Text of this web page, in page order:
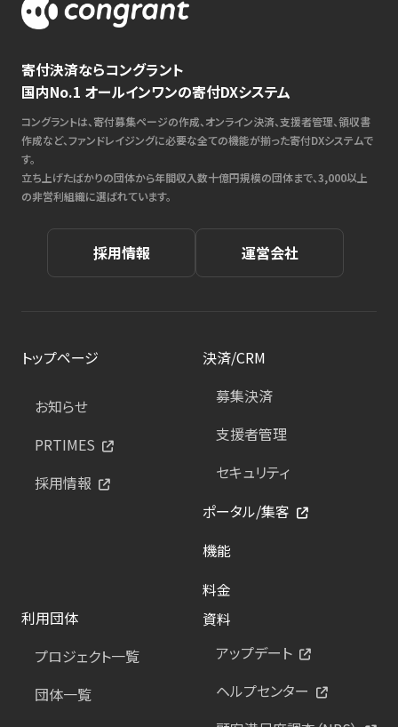
寄付決済ならコングラント
国内No.1 オールインワンの寄付DXシステム
コングラントは、寄付募集ページの作成、オンライン決済、支援者管理、領収書
作成など、ファンドレイジングに必要な全ての機能が揃った寄付DXシステムで
す。
立ち上げたばかりの団体から年間収入数十億円規模の団体まで、3,000以上
の非営利組織に選ばれています。
採用情報 運営会社
トップページ
お知らせ
PRTIMES
採用情報
決済/CRM
募集決済
支援者管理
セキュリティ
ポータル/集客
機能
料金
利用団体
プロジェクト一覧
団体一覧
資料
アップデート
ヘルプセンター